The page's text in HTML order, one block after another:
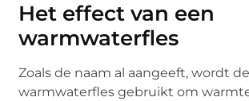
Het effect van een
warmwaterfles
Zoals de naam al aangeeft, wordt de
warmwaterfles gebruikt om